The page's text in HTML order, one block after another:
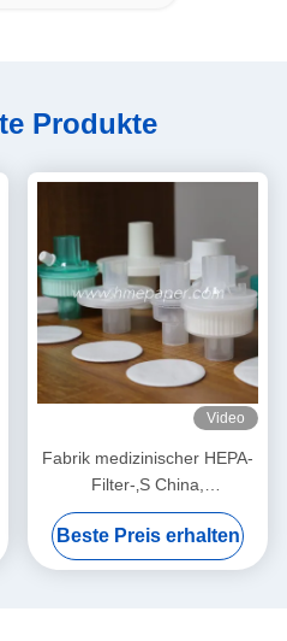
Produkte
Video
Fabrik medizinischer HEPA-
Filter-‚S China,
Bacteriophagen BEF 99,99%
filtern
Beste Preis erhalten